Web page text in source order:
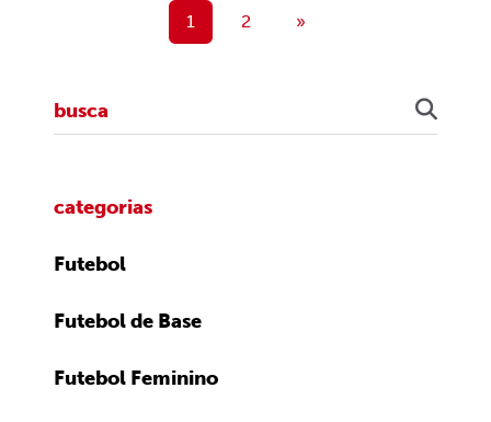
1 2 »
categorias
Futebol
Futebol de Base
Futebol Feminino